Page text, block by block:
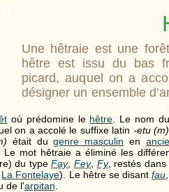
Une hêtraie est une
hêtre est issu du bas
picard, auquel on a
désigner un ensemble
où prédomine le hêtre . Le nom
on a accolé le suffixe latin -etu (m)
était dugenre masculin en
Le mot hêtraie a éliminé les
du typeFay, Fey, Fy, restés dans
La Fontelaye). Le hêtre se disantfau
de l'arpitan